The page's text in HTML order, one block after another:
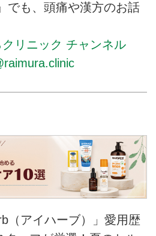
でも、頭痛や漢方のお話
クリニック チャンネル
（アイハーブ）」愛用歴